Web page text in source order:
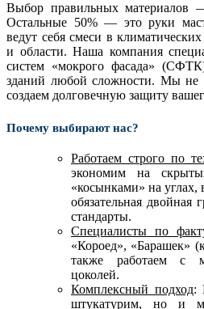
Выбор правильных материалов
Остальные 50% — это руки
ведут себя смеси в
и области. Наша компания
систем «мокрого фасада»
зданий любой сложности. Мы
создаем долговечную защиту
Почему выбирают нас?
Работаем строго по
экономим на
«косынками» на углах,
обязательная
стандарты.
Специалисты по
«Короед», «Барашек»
также работаем с
цоколей.
Комплексный подход:
штукатурим, но и